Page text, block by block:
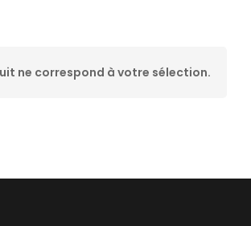
ne correspond à votre sélection.